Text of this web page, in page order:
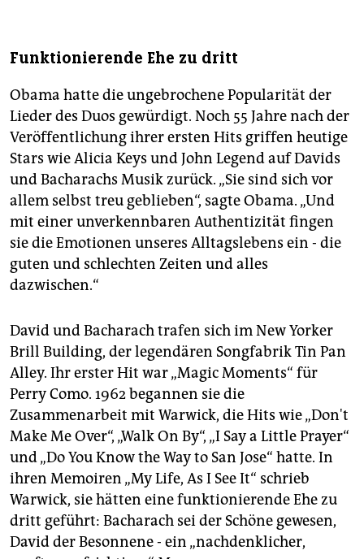
Funktionierende Ehe zu dritt
Obama hatte die ungebrochene Popularität der
Lieder des Duos gewürdigt. Noch 55 Jahre nach der
Veröffentlichung ihrer ersten Hits griffen heutige
Stars wie Alicia Keys und John Legend auf Davids
und Bacharachs Musik zurück. „Sie sind sich vor
allem selbst treu geblieben“, sagte Obama. „Und
mit einer unverkennbaren Authentizität fingen
sie die Emotionen unseres Alltagslebens ein - die
guten und schlechten Zeiten und alles
dazwischen.“
David und Bacharach trafen sich im New Yorker
Brill Building, der legendären Songfabrik Tin Pan
Alley. Ihr erster Hit war „Magic Moments“ für
Perry Como. 1962 begannen sie die
Zusammenarbeit mit Warwick, die Hits wie „Don't
Make Me Over“, „Walk On By“, „I Say a Little Prayer“
und „Do You Know the Way to San Jose“ hatte. In
ihren Memoiren „My Life, As I See It“ schrieb
Warwick, sie hätten eine funktionierende Ehe zu
dritt geführt: Bacharach sei der Schöne gewesen,
David der Besonnene - ein „nachdenklicher,